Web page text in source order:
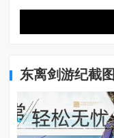
东离剑游纪截图